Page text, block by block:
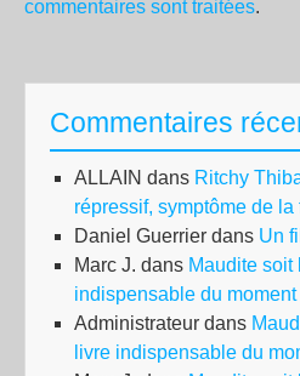
commentaires sont traitées.
Commentaires
ALLAIN dans Ritchy
répressif, symptôme de
Daniel Guerrier dans Un
Marc J. dans Maudite soit
indispensable du moment
Administrateur dans
livre indispensable du